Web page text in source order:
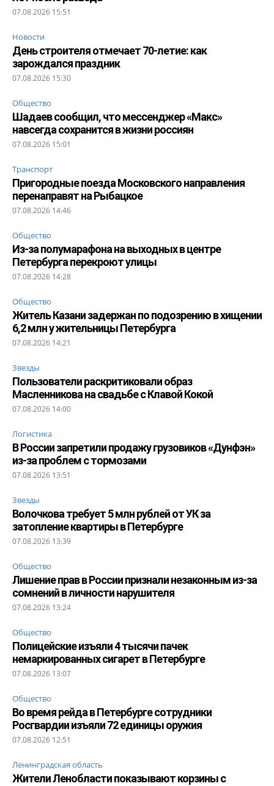
07.08.2026 15:51
Новости
День строителя отмечает 70-летие: как
зарождался праздник
07.08.2026 15:30
Общество
Шадаев сообщил, что мессенджер «Макс»
навсегда сохранится в жизни россиян
07.08.2026 15:01
Транспорт
Пригородные поезда Московского направления
перенаправят на Рыбацкое
07.08.2026 14:46
Общество
Из-за полумарафона на выходных в центре
Петербурга перекроют улицы
07.08.2026 14:28
Общество
Житель Казани задержан по подозрению в хищении
6,2 млн у жительницы Петербурга
07.08.2026 14:21
Звезды
Пользователи раскритиковали образ
Масленникова на свадьбе с Клавой Кокой
07.08.2026 14:00
Логистика
В России запретили продажу грузовиков «Дунфэн»
из-за проблем с тормозами
07.08.2026 13:51
Звезды
Волочкова требует 5 млн рублей от УК за
затопление квартиры в Петербурге
07.08.2026 13:39
Общество
Лишение прав в России признали незаконным из-за
сомнений в личности нарушителя
07.08.2026 13:24
Общество
Полицейские изъяли 4 тысячи пачек
немаркированных сигарет в Петербурге
07.08.2026 13:07
Общество
Во время рейда в Петербурге сотрудники
Росгвардии изъяли 72 единицы оружия
07.08.2026 12:51
Ленинградская область
Жители Ленобласти показывают корзины с